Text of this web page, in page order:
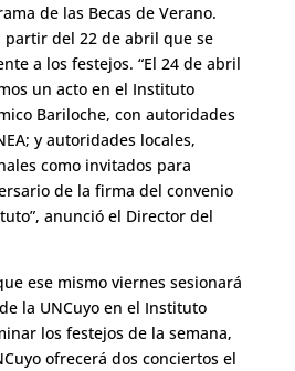
de las Becas de Verano.
partir del 22 de abril que se
a los festejos. “El 24 de abril
un acto en el Instituto
Bariloche, con autoridades
y autoridades locales,
como invitados para
de la firma del convenio
anunció el Director del
ese mismo viernes sesionará
la UNCuyo en el Instituto
los festejos de la semana,
ofrecerá dos conciertos el